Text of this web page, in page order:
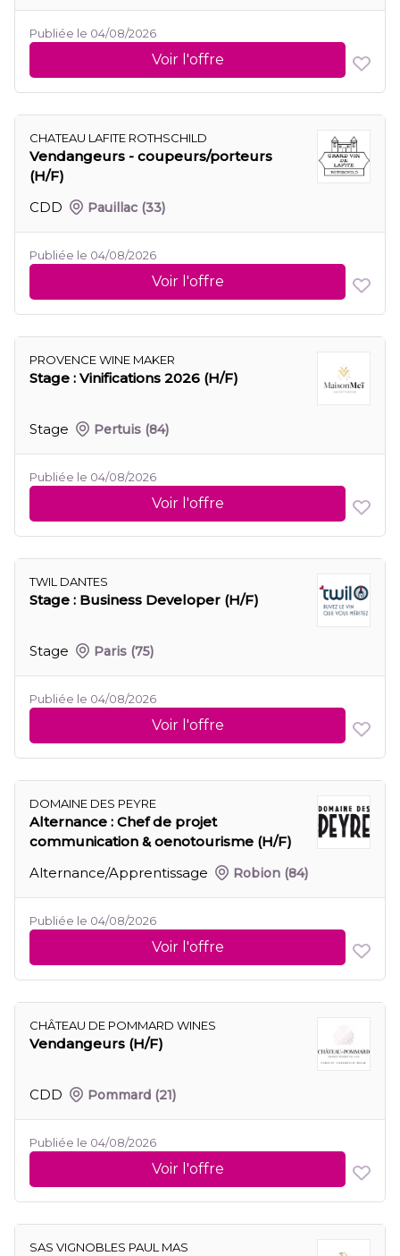
Publiée le 04/08/2026
Voir l'offre
CHATEAU LAFITE ROTHSCHILD
Vendangeurs - coupeurs/porteurs
(H/F)
CDD
Pauillac (33)
Publiée le 04/08/2026
Voir l'offre
PROVENCE WINE MAKER
Stage : Vinifications 2026 (H/F)
Stage Pertuis (84)
Publiée le 04/08/2026
Voir l'offre
TWIL DANTES
Stage : Business Developer (H/F)
Stage Paris (75)
Publiée le 04/08/2026
Voir l'offre
DOMAINE DES PEYRE
Alternance : Chef de projet
communication & oenotourisme (H/F)
Alternance/Apprentissage
Robion (84)
Publiée le 04/08/2026
Voir l'offre
CHÂTEAU DE POMMARD WINES
Vendangeurs (H/F)
CDD Pommard (21)
Publiée le 04/08/2026
Voir l'offre
SAS VIGNOBLES PAUL MAS